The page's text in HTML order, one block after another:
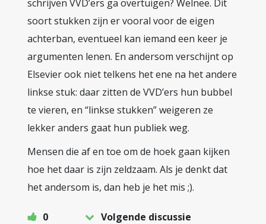
schrijven VVD’ers ga overtuigen? Welnee. Dit
soort stukken zijn er vooral voor de eigen
achterban, eventueel kan iemand een keer je
argumenten lenen. En andersom verschijnt op
Elsevier ook niet telkens het ene na het andere
linkse stuk: daar zitten de VVD’ers hun bubbel
te vieren, en “linkse stukken” weigeren ze
lekker anders gaat hun publiek weg.
Mensen die af en toe om de hoek gaan kijken
hoe het daar is zijn zeldzaam. Als je denkt dat
het andersom is, dan heb je het mis ;).
0
Volgende discussie